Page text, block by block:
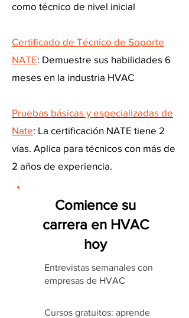
como técnico de nivel inicial
Certificado de Técnico de Soporte
NATE: Demuestre sus habilidades 6
meses en la industria HVAC
Pruebas básicas y especializadas de
Nate: La certificación NATE tiene 2
vías. Aplica para técnicos con más de
2 años de experiencia.
Comience su
carrera en HVAC
hoy
Entrevistas semanales con
empresas de HVAC
Cursos gratuitos: aprende